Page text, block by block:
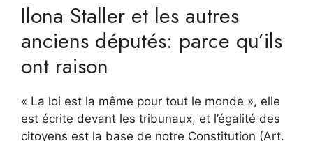
Ilona Staller et les autres
anciens députés: parce qu’ils
ont raison
« La loi est la même pour tout le monde », elle
est écrite devant les tribunaux, et l’égalité des
citoyens est la base de notre Constitution (Art.